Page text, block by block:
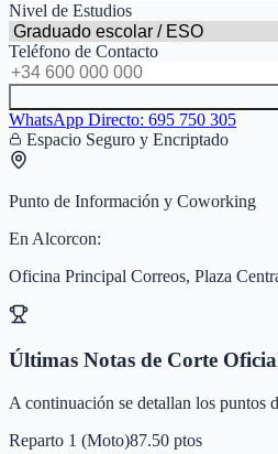
Nivel de Estudios
Teléfono de Contacto
WhatsApp Directo: 695 750 305
Espacio Seguro y Encriptado
Punto de Información y Coworking
En Alcorcon:
Oficina Principal Correos, Plaza
Últimas Notas de Corte
A continuación se detallan los puntos
Reparto 1 (Moto)87.50 ptos